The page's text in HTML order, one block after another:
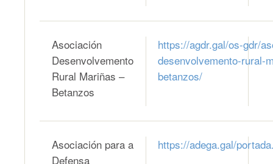
Asociación
Desenvolvemento
Rural Mariñas –
Betanzos
https://agdr.gal/os-gdr/
desenvolvemento-rural-
betanzos/
Asociación para a
Defensa
https://adega.gal/